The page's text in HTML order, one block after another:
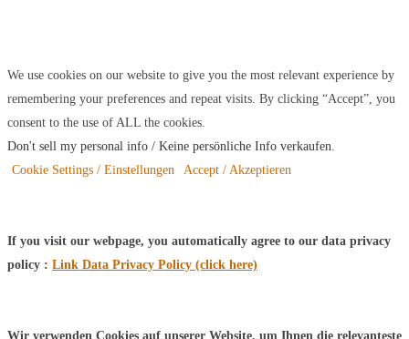
We use cookies on our website to give you the most relevant experience by
remembering your preferences and repeat visits. By clicking “Accept”, you
consent to the use of ALL the cookies.
Don't sell my personal info / Keine persönliche Info verkaufen.
Cookie Settings / Einstellungen
Accept / Akzeptieren
If you visit our webpage, you automatically agree to our data privacy
policy : Link Data Privacy Policy (click here)
Wir verwenden Cookies auf unserer Website, um Ihnen die relevanteste